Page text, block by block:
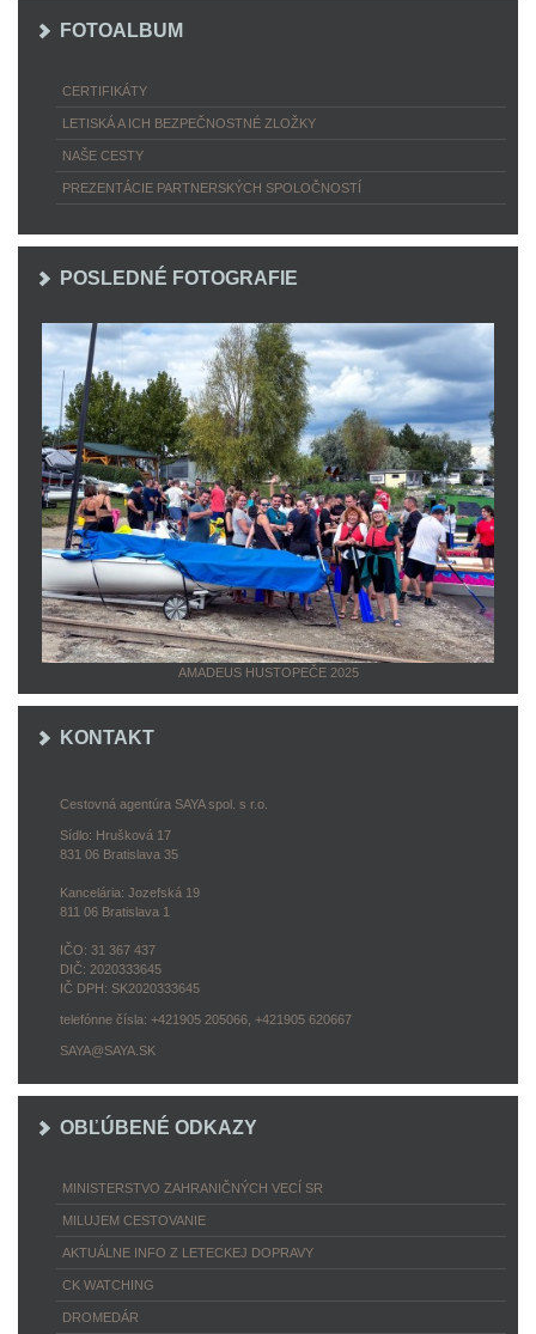
FOTOALBUM
CERTIFIKÁTY
LETISKÁ A ICH BEZPEČNOSTNÉ ZLOŽKY
NAŠE CESTY
PREZENTÁCIE PARTNERSKÝCH SPOLOČNOSTÍ
POSLEDNÉ FOTOGRAFIE
AMADEUS HUSTOPEČE 2025
KONTAKT
Cestovná agentúra SAYA spol. s r.o.
Sídlo: Hrušková 17
831 06 Bratislava 35
Kancelária: Jozefská 19
811 06 Bratislava 1
IČO: 31 367 437
DIČ: 2020333645
IČ DPH: SK2020333645
telefónne čísla: +421905 205066, +421905 620667
SAYA@SAYA.SK
OBĽÚBENÉ ODKAZY
MINISTERSTVO ZAHRANIČNÝCH VECÍ SR
MILUJEM CESTOVANIE
AKTUÁLNE INFO Z LETECKEJ DOPRAVY
CK WATCHING
DROMEDÁR